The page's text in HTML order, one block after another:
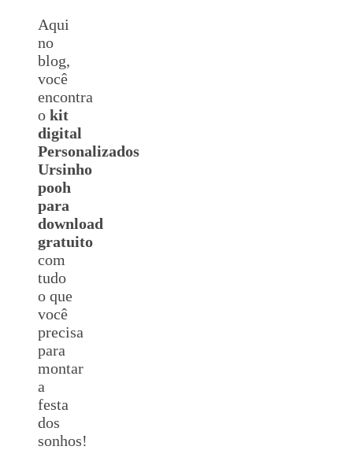
Aqui
no
blog,
você
encontra
o kit
digital
Personalizados
Ursinho
pooh
para
download
gratuito
com
tudo
o que
você
precisa
para
montar
a
festa
dos
sonhos!